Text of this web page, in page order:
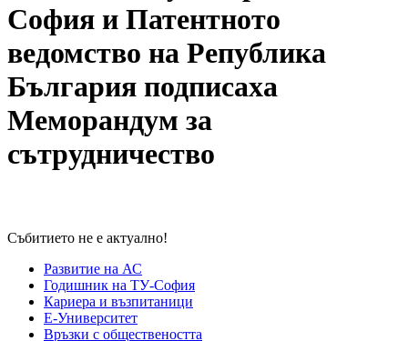
София и Патентното
ведомство на Република
България подписаха
Меморандум за
сътрудничество
Събитието не е актуално!
Развитие на АС
Годишник на ТУ-София
Кариера и възпитаници
Е-Университет
Връзки с обществеността